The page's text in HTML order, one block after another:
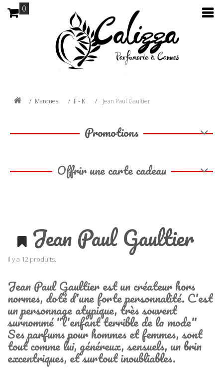
0
Marques F - K Jean Paul Gaultier
Promotions
Offrir une carte cadeau
Jean Paul Gaultier
Il y a 12 produits.
Jean Paul Gaultier est un créateur hors
normes, doté d'une forte personnalité. C'est
un personnage atypique, très souvent
surnommé "l'enfant terrible de la mode"
Ses parfums pour hommes et femmes, sont
tout comme lui, généreux, sensuels, un brin
excentriques, et surtout inoubliables.